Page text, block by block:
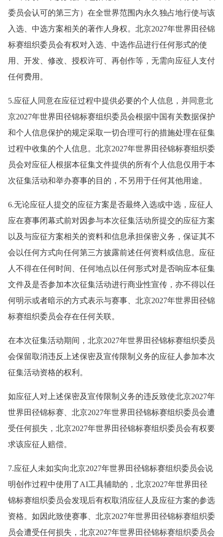
委员会认可的第三方）在全世界范围内永久独占地行使与该
入选、中选方案相关的著作人身权。北京2027年世界田径锦
标赛组织委员会有权对入选、中选作品进行任何形式的使
用、开发、修改、授权许可、再创作等，无需向应征人支付
任何费用。
5.应征人同意在应征过程中提供必要的个人信息，并同意北
京2027年世界田径锦标赛组织委员会根据中国有关数据保护
和个人信息保护的规定采取一切合理可行的措施处理在征集
过程中收集的个人信息。北京2027年世界田径锦标赛组织委
员会对应征人根据本征集文件提供的所有个人信息仅用于本
次征集活动和举办赛事的目的，不另用于任何其他用途。
6.无论应征人提交的应征方案是否最终入选或中选，应征人
应在赛事闭幕式前对因参与本次征集活动所提交的应征方案
以及与应征方案相关的资料和信息承担保密义务，保证其不
会以任何方式向任何第三方披露前述任何资料或信息。应征
人不得在任何时间、任何地点以任何形式对是否响应本征集
文件及是否参加本次征集活动进行商业性宣传，亦不得以任
何明示或者暗示的方式表示与赛事、北京2027年世界田径锦
标赛组织委员会存在任何关联。
在本次征集活动期间，北京2027年世界田径锦标赛组织委员
会保留取消违反上述保密及宣传限制义务的应征人参加本次
征集活动资格的权利。
如应征人对上述保密及宣传限制义务的违反致使北京2027年
世界田径锦标赛、北京2027年世界田径锦标赛组织委员会遭
受任何损失，北京2027年世界田径锦标赛组织委员会有权要
求该应征人赔偿。
7.应征人未如实向北京2027年世界田径锦标赛组织委员会说
明创作过程中使用了AI工具辅助的，北京2027年世界田径
锦标赛组织委员会发现后有权取消应征人及应征方案的参选
资格。如因此致使赛事、北京2027年世界田径锦标赛组织委
员会遭受任何损失，北京2027年世界田径锦标赛组织委员会